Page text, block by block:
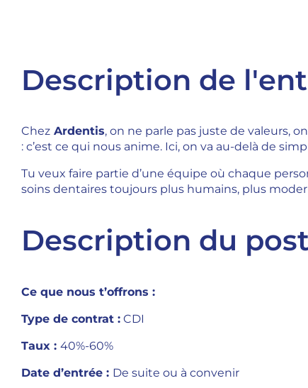
Description de
Chez Ardentis, on ne parle pas juste de valeurs,
: c’est ce qui nous anime. Ici, on va au-delà de
Tu veux faire partie d’une équipe où chaque
soins dentaires toujours plus humains, plus
Description du
Ce que nous t’offrons :
Type de contrat : CDI
Taux : 40%-60%
Date d’entrée : De suite ou à convenir